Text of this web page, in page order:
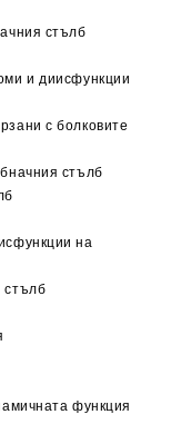
стълб
и диисфункции
с болковите
стълб
на
стълб
функция